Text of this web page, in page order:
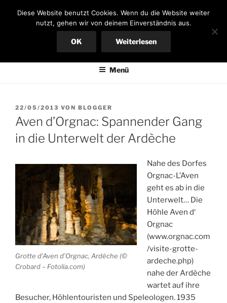
InhaltFERIENHAUS AN DER
ARDÈCHE
Bungalow in Südfrankreich, großer Garten, mieten von privat
Menü
VERÖFFENTLICHT
AM
22/05/2013 VON BLOGGER
Aven d’Orgnac: Spannender Gang
in die Unterwelt der Ardèche
Grotte d’Aven d’Orgnac, Ardèche (©
Crobard – Fotolia.com)
Nahe des Dorfes
Orgnac-L’Aven
geht es ab in die
Unterwelt… Die
Höhle Aven d‘
Orgnac
(www.orgnac.com
/visite-grotte-
ardeche.php)
nahe der Ardèche
wartet auf ihre
Besucher, Höhlentouristen und Speleologen. 1935
Diese Website benutzt Cookies. Wenn du die Website weiter
nutzt, gehen wir von deinem Einverständnis aus.
OK Weiterlesen